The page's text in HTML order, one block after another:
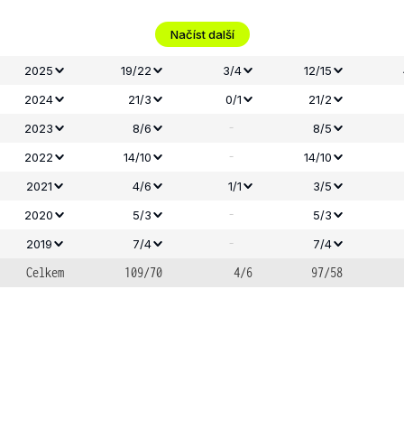
Načíst další
2025 19/22 3/4 12/15
2024
21/3 0/1
21/2
2023
8/6 -
8/5
2022
14/10 -
14/10
2021
4/6 1/1
3/5
2020
5/3 -
5/3
2019
7/4 - 7/4
Celkem 109/70 4/6 97/58